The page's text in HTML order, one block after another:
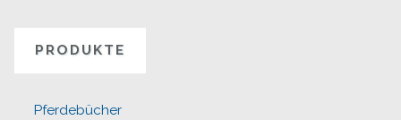
PRODUKTE
Pferdebücher